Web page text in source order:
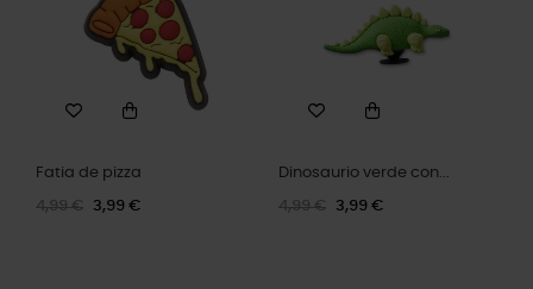
Fatia de pizza
4,99 € 3,99 €
Dinosaurio verde con...
4,99 € 3,99 €